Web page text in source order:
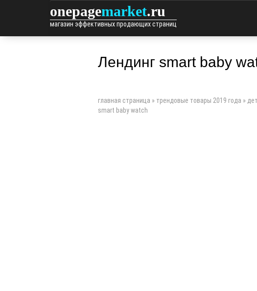
onepagemarket.ru
магазин эффективных продающих страниц
Лендинг smart baby
главная страница » трендовые товары 2019 года »
smart baby watch